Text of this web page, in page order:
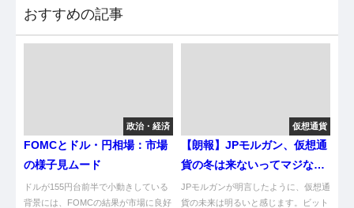
おすすめの記事
政治・経済
FOMCとドル・円相場：市場
の様子見ムード
ドルが155円台前半で小動きしている
背景には、FOMCの結果が市場に良好
仮想通貨
【朗報】JPモルガン、仮想通
貨の冬は来ないってマジな
ん？
JPモルガンが明言したように、仮想通
貨の未来は明るいと感じます。ビット